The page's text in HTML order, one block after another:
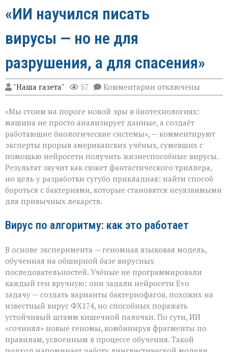
«ИИ научился писать
вирусы — но не для
разрушения, а для спасения»
"Наша газета" 57 Комментарии к
записи
научился
писать
вирусы — но
не
для
разрушения,
а
для
спасения»
отключены
«Мы стоим на пороге новой эры в биотехнологиях:
машина не просто анализирует данные, а создаёт
работающие биологические системы», — комментируют
эксперты прорыв американских учёных, сумевших с
помощью нейросети получить жизнеспособные вирусы.
Результат звучит как сюжет фантастического триллера,
но цель у разработки сугубо прикладная: найти способ
бороться с бактериями, которые становятся неуязвимыми
для привычных лекарств.
Вирус по алгоритму: как это работает
В основе эксперимента — геномная языковая модель,
обученная на обширной базе вирусных
последовательностей. Учёные не программировали
каждый ген вручную: они задали нейросети Evo
задачу — создать варианты бактериофагов, похожих на
известный вирус ФХ174, но способных поражать
устойчивый штамм кишечной палочки. По сути, ИИ
«сочинял» новые геномы, комбинируя фрагменты по
правилам, усвоенным в процессе обучения. Такой